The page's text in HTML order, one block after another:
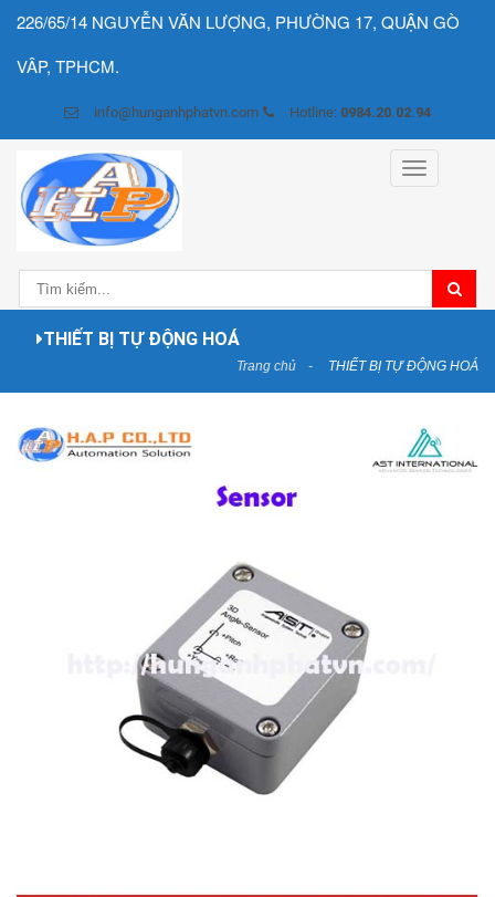
226/65/14 NGUYỄN VĂN LƯỢNG, PHƯỜNG 17, QUẬN GÒ
VÂP, TPHCM.
info@hunganhphatvn.com Hotline: 0984.20.02.94
Toggle
navigation
THIẾT BỊ TỰ ĐỘNG HOÁ
Trang chủ THIẾT BỊ TỰ ĐỘNG HOÁ